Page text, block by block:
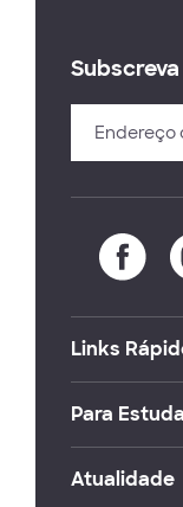
Links
Para
Atualidade